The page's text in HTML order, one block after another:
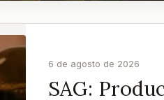
6 de agosto de 2026
SAG: